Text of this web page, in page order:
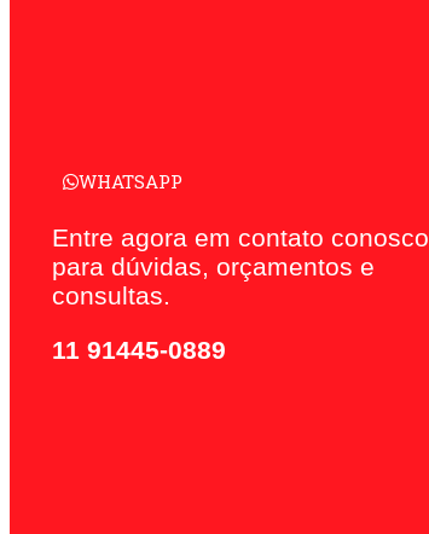
WHATSAPP
Entre agora em contato conosco
para dúvidas, orçamentos e
consultas.
11 91445-0889